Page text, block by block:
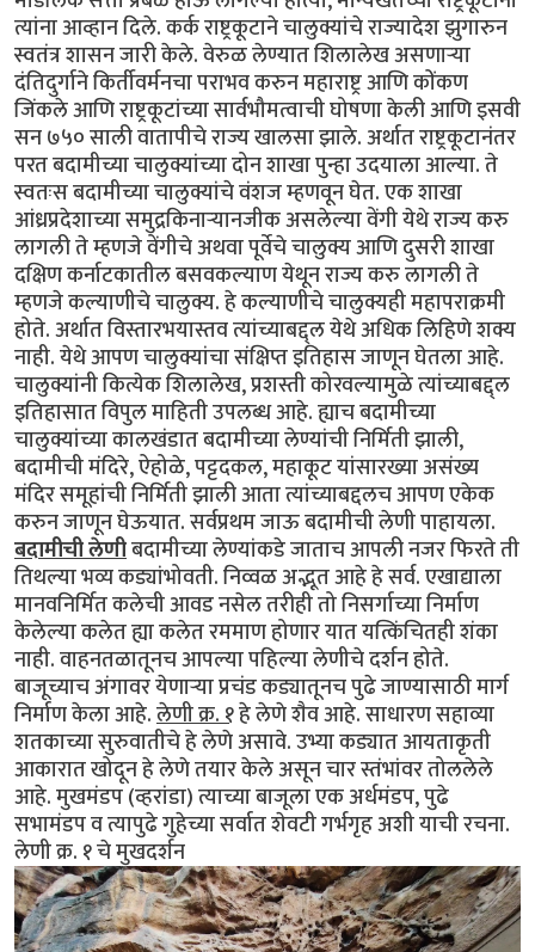
त्यांना आव्हान दिले. कर्क राष्ट्रकूटाने चालुक्यांचे राज्यादेश झुगारुन
स्वतंत्र शासन जारी केले. वेरुळ लेण्यात शिलालेख असणार्‍या
दंतिदुर्गाने किर्तीवर्मनचा पराभव करुन महाराष्ट्र आणि कोंकण
जिंकले आणि राष्ट्रकूटांच्या सार्वभौमत्वाची घोषणा केली आणि इसवी
सन ७५० साली वातापीचे राज्य खालसा झाले. अर्थात राष्ट्रकूटानंतर
परत बदामीच्या चालुक्यांच्या दोन शाखा पुन्हा उदयाला आल्या. ते
स्वतःस बदामीच्या चालुक्यांचे वंशज म्हणवून घेत. एक शाखा
आंध्रप्रदेशाच्या समुद्रकिनार्‍यानजीक असलेल्या वेंगी येथे राज्य करु
लागली ते म्हणजे वेंगीचे अथवा पूर्वेचे चालुक्य आणि दुसरी शाखा
दक्षिण कर्नाटकातील बसवकल्याण येथून राज्य करु लागली ते
म्हणजे कल्याणीचे चालुक्य. हे कल्याणीचे चालुक्यही महापराक्रमी
होते. अर्थात विस्तारभयास्तव त्यांच्याबद्द्ल येथे अधिक लिहिणे शक्य
नाही. येथे आपण चालुक्यांचा संक्षिप्त इतिहास जाणून घेतला आहे.
चालुक्यांनी कित्येक शिलालेख, प्रशस्ती कोरवल्यामुळे त्यांच्याबद्द्ल
इतिहासात विपुल माहिती उपलब्ध आहे. ह्याच बदामीच्या
चालुक्यांच्या कालखंडात बदामीच्या लेण्यांची निर्मिती झाली,
बदामीची मंदिरे, ऐहोळे, पट्टदकल, महाकूट यांसारख्या असंख्य
मंदिर समूहांची निर्मिती झाली आता त्यांच्याबद्दलच आपण एकेक
करुन जाणून घेऊयात. सर्वप्रथम जाऊ बदामीची लेणी पाहायला.
बदामीची लेणीबदामीच्या लेण्यांकडे जाताच आपली नजर फिरते ती
तिथल्या भव्य कड्यांभोवती. निव्वळ अद्भूत आहे हे सर्व. एखाद्याला
मानवनिर्मित कलेची आवड नसेल तरीही तो निसर्गाच्या निर्माण
केलेल्या कलेत ह्या कलेत रममाण होणार यात यत्किंचितही शंका
नाही. वाहनतळातूनच आपल्या पहिल्या लेणीचे दर्शन होते.
बाजूच्याच अंगावर येणार्‍या प्रचंड कड्यातूनच पुढे जाण्यासाठी मार्ग
निर्माण केला आहे.लेणी क्र. १हे लेणे शैव आहे. साधारण सहाव्या
शतकाच्या सुरुवातीचे हे लेणे असावे. उभ्या कड्यात आयताकृती
आकारात खोदून हे लेणे तयार केले असून चार स्तंभांवर तोललेले
आहे. मुखमंडप (व्हरांडा) त्याच्या बाजूला एक अर्धमंडप, पुढे
सभामंडप व त्यापुढे गुहेच्या सर्वात शेवटी गर्भगृह अशी याची रचना.
लेणी क्र. १ चे मुखदर्शन